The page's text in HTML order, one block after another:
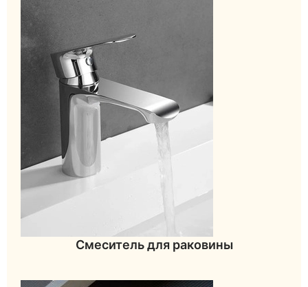
Смеситель для раковины